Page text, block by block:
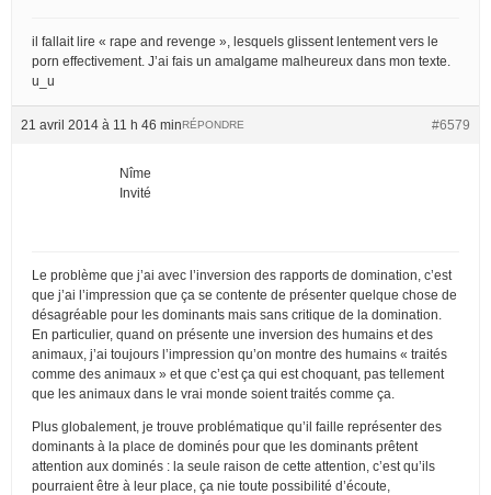
il fallait lire « rape and revenge », lesquels glissent lentement vers le
porn effectivement. J’ai fais un amalgame malheureux dans mon texte.
u_u
21 avril 2014 à 11 h 46 min #6579
RÉPONDRE
Nîme
Invité
Le problème que j’ai avec l’inversion des rapports de domination, c’est
que j’ai l’impression que ça se contente de présenter quelque chose de
désagréable pour les dominants mais sans critique de la domination.
En particulier, quand on présente une inversion des humains et des
animaux, j’ai toujours l’impression qu’on montre des humains « traités
comme des animaux » et que c’est ça qui est choquant, pas tellement
que les animaux dans le vrai monde soient traités comme ça.
Plus globalement, je trouve problématique qu’il faille représenter des
dominants à la place de dominés pour que les dominants prêtent
attention aux dominés : la seule raison de cette attention, c’est qu’ils
pourraient être à leur place, ça nie toute possibilité d’écoute,